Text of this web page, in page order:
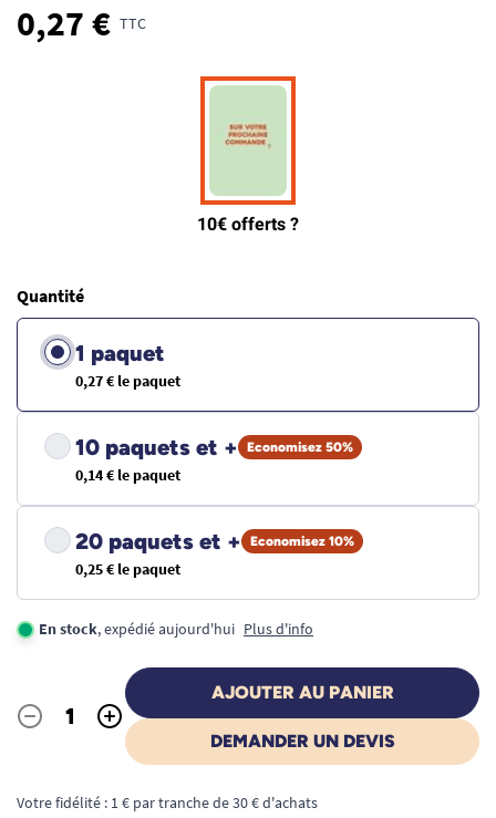
0,27 € TTC
Quantité
1 paquet
0,27 € le paquet
10 paquets et + Economisez 50%
0,14 € le paquet
20 paquets et + Economisez 10%
0,25 € le paquet
En stock, expédié aujourd'hui Plus d'info
Quantité
- +
AJOUTER AU PANIER
DEMANDER UN DEVIS
Votre fidélité : 1 € par tranche de 30 € d'achats